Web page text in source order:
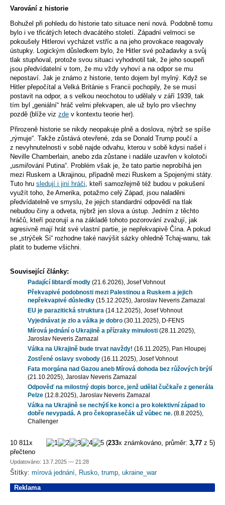
Varování z historie
Bohužel při pohledu do historie tato situace není nová. Podobně tomu
bylo i ve třicátých letech dvacátého století. Západní velmoci se
pokoušely Hitlerovi vycházet vstříc a na jeho provokace reagovaly
ústupky. Logickým důsledkem bylo, že Hitler své požadavky a svůj
tlak stupňoval, protože svou situaci vyhodnotil tak, že jeho soupeři
jsou předvídatelní v tom, že mu vždy vyhoví a na odpor se mu
nepostaví. Jak je známo z historie, tento dojem byl mylný. Když se
Hitler přepočítal a Velká Británie s Francii pochopily, že se musí
postavit na odpor, a s velkou neochotou to udělaly v září 1939, tak
tím byl „geniální“ hráč velmi překvapen, ale už bylo pro všechny
pozdě (blíže viz zde v kontextu teorie her).
Přirozeně historie se nikdy neopakuje plně a doslova, nýbrž se spíše
„rýmuje“. Takže zůstává otevřené, zda se Donald Trump poučí a
z nevyhnutelnosti v sobě najde odvahu, kterou v sobě kdysi našel i
Neville Chamberlain, anebo zda zůstane i nadále uzavřen v kolotoči
„usmiřování Putina“. Problém však je, že tato partie neprobíhá jen
mezi Ruskem a Ukrajinou, případně mezi Ruskem a Spojenými státy.
Tuto hru sledují i jiní hráči , kteří samozřejmě též budou v pokušení
využít toho, že Amerika, potažmo celý Západ, jsou naladěni
předvídatelně ve smyslu, že jejich standardní odpovědí na tlak
nebudou činy a odveta, nýbrž jen slova a ústup. Jedním z těchto
hráčů, kteří pozorují a na základě tohoto pozorování zvažují, jak
agresivně mají hrát své vlastní partie, je nepřekvapivě Čína. A pokud
se „strýček Si“ rozhodne také navýšit sázky ohledně Tchaj-wanu, tak
platit to budeme všichni.
Související články:
Padající libtardí modly (21.6.2026), Josef Vohnout
Překvapivé podobnosti mezi Palestinou a Ruskem a jejich
nepřekvapivé důsledky (15.12.2025), Jaroslav Neveris Zamazal
EU je parazitická struktura (14.12.2025), Josef Vohnout
Vyjednávat je zlo a válka je dobro (30.11.2025), D-FENS
Mírová jednání o Ukrajině a přízraky minulosti (28.11.2025),
Jaroslav Neveris Zamazal
Válka na Ukrajině bude trvat navždy! (16.11.2025), Pan Hloupej
Zostřené oslavy svobody (16.11.2025), Josef Vohnout
Fata morgána nad Gazou aneb Mírová dohoda bez růžových brýlí
(21.10.2025), Jaroslav Neveris Zamazal
Odpověď na milostný dopis borce, jenž udělal čučkaře z generála
Pelze (12.8.2025), Jaroslav Neveris Zamazal
Válka na Ukrajině se nechýlí ke konci a pro kolektivní západ to
dobře nevypadá. A pro čekoprasečák už vůbec ne. (8.8.2025),
Challenger
(233x známkováno, průměr: 3,77 z 5)
10 811x
přečteno
Updatováno: 13.7.2025 — 21:28
Štítky: mírová jednání Rusko trump ukraine_war
Reklama